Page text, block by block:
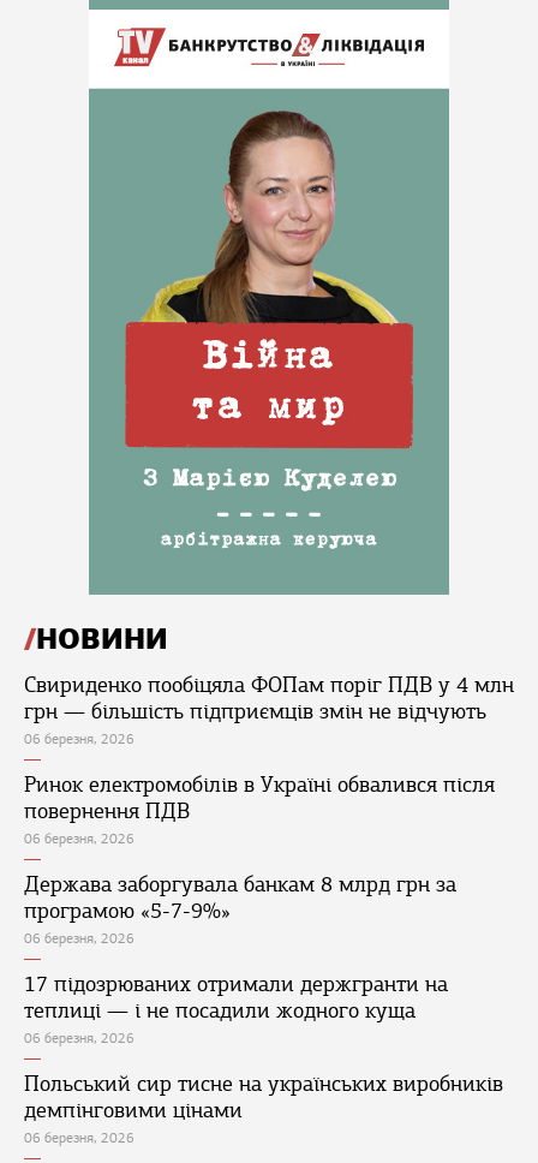
НОВИНИ
Свириденко пообіцяла ФОПам поріг ПДВ у 4 млн
грн — більшість підприємців змін не відчують
06 березня, 2026
Ринок електромобілів в Україні обвалився після
повернення ПДВ
06 березня, 2026
Держава заборгувала банкам 8 млрд грн за
програмою «5-7-9%»
06 березня, 2026
17 підозрюваних отримали держгранти на
теплиці — і не посадили жодного куща
06 березня, 2026
Польський сир тисне на українських виробників
демпінговими цінами
06 березня, 2026